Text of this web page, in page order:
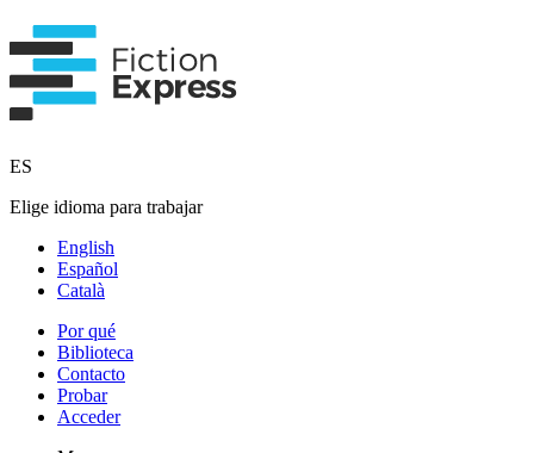
ES
Elige idioma para trabajar
English
Español
Català
Por qué
Biblioteca
Contacto
Probar
Acceder